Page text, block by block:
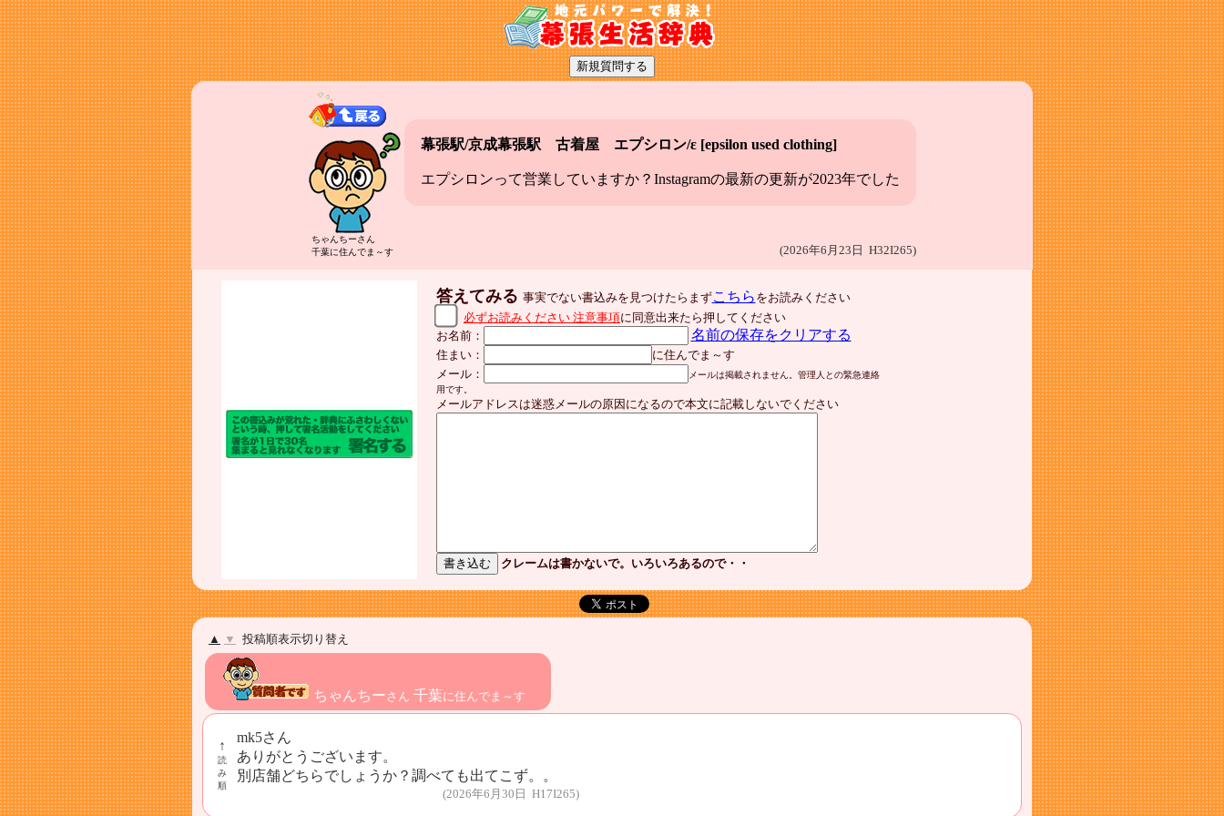
幕張駅/京成幕張駅 古着屋 エプシロン/ε [epsilon used clothing]
エプシロンって営業していますか？Instagramの最新の更新が2023年でした
ちゃんちーさん
千葉に住んでま～す
(2026年6月23日 H32I265)
答えてみる 事実でない書込みを見つけたらまずこちら をお読みください
必ずお読みください 注意事項に同意出来たら押してください
お名前：
名前の保存をクリアする
住まい：
に住んでま～す
メール：
メールは掲載されません。管理人との緊急連絡
用です。
メールアドレスは迷惑メールの原因になるので本文に記載しないでください
クレームは書かないで。いろいろあるので・・
▲ ▼ 投稿順表示切り替え
ちゃんちー さん 千葉に住んでま～す
↑
読
み
順
mk5さん
ありがとうございます。
別店舗どちらでしょうか？調べても出てこず。。
(2026年6月30日 H17I265)